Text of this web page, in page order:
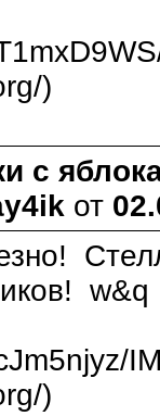
)
с
от
w&q
)